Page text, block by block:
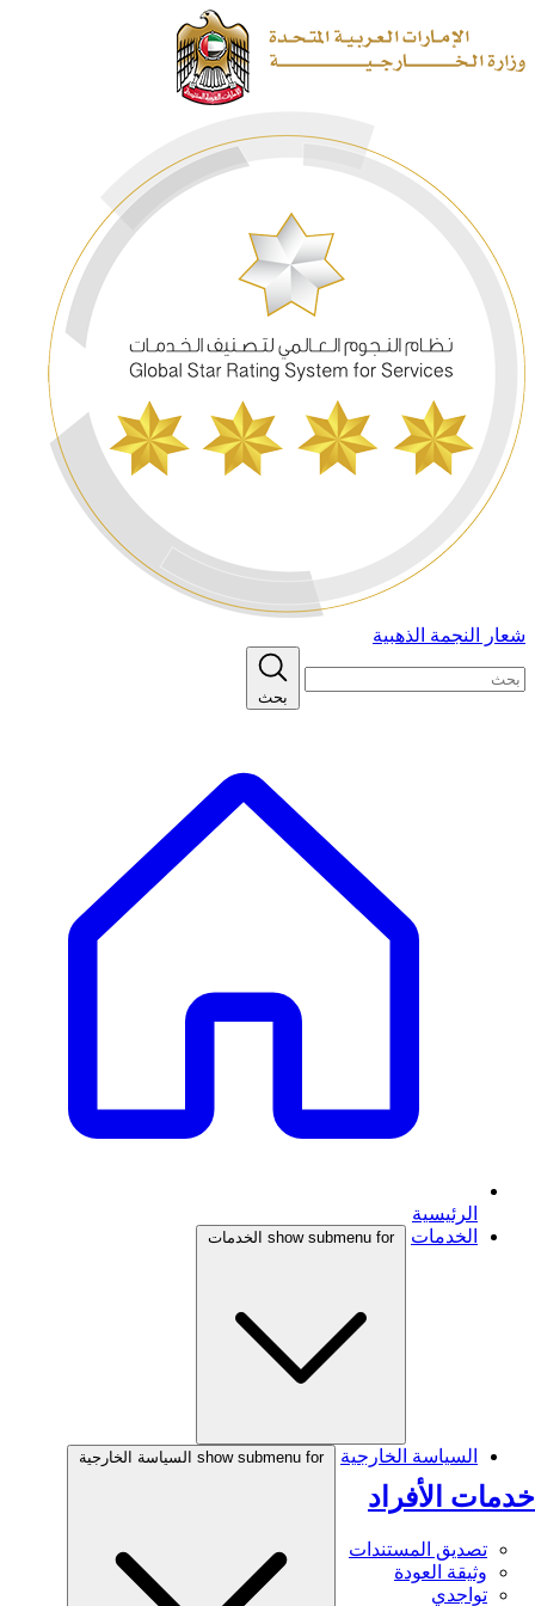
شعار النجمة الذهبية
بحث
الرئيسية
الخدمات
show submenu for الخدمات
خدمات الأفراد
تصديق المستندات
وثيقة العودة
تواجدي
السياسة الخارجية show submenu for السياسة الخارجية